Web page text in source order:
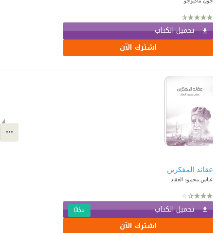
تحميل الكتاب
اشترك الآن
عقائد المفكرين
عباس محمود العقاد
تحميل الكتاب مجّانًا
اشترك الآن